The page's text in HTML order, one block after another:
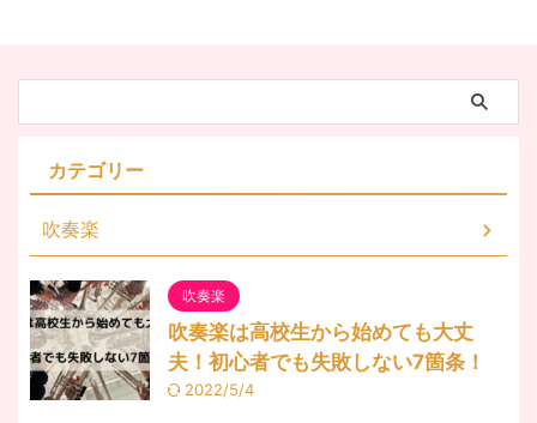
カテゴリー
吹奏楽
吹奏楽
吹奏楽は高校生から始めても大丈
夫！初心者でも失敗しない7箇条！
2022/5/4